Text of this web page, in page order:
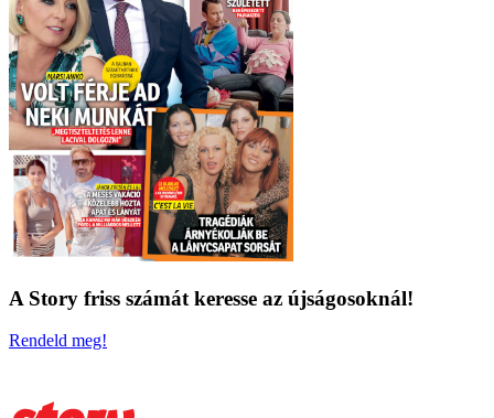
A Story friss számát keresse az újságosoknál!
Rendeld meg!